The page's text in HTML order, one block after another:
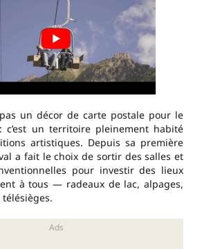
pas un décor de carte postale pour le
: c’est un territoire pleinement habité
artistiques. Depuis sa première
a fait le choix de sortir des salles et
pour investir des lieux
à tous — radeaux de lac, alpages,